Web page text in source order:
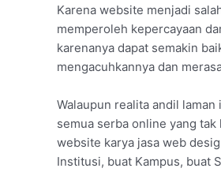
Karena website menjadi
memperoleh kepercayaan
karenanya dapat semakin
mengacuhkannya dan
Walaupun realita andil
semua serba online yang
website karya jasa web
Institusi, buat Kampus, buat